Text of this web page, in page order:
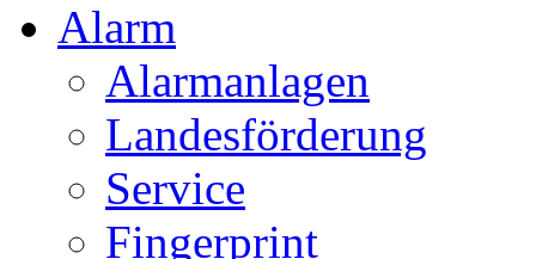
Alarm
Alarmanlagen
Landesförderung
Service
Fingerprint